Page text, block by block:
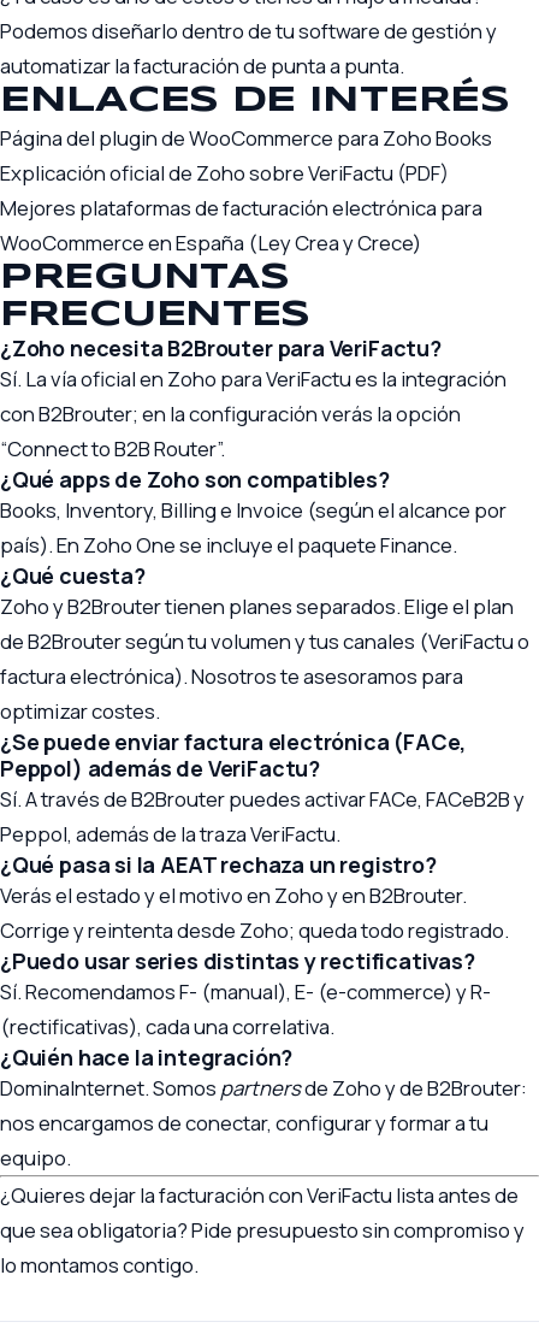
Podemos diseñarlo dentro de tusoftware de gestióny
automatizar la facturaciónde punta a punta.
ENLACES DE INTERÉS
Página del plugin de WooCommerce para Zoho Books
Explicación oficial de Zoho sobre VeriFactu (PDF)
Mejores plataformas de facturación electrónica para
WooCommerce en España (Ley Crea y Crece)
PREGUNTAS
FRECUENTES
¿Zoho necesita B2Brouter para VeriFactu?
Sí. La vía oficial en Zoho para VeriFactu es la integración
con B2Brouter; en la configuración verás la opción
“Connect to B2B Router”.
¿Qué apps de Zoho son compatibles?
Books, Inventory, Billing e Invoice (según el alcance por
país). En Zoho One se incluye el paquete Finance.
¿Qué cuesta?
Zoho y B2Brouter tienen planes separados. Elige el plan
de B2Brouter según tu volumen y tus canales (VeriFactu o
factura electrónica). Nosotros te asesoramos para
optimizar costes.
¿Se puede enviar factura electrónica (FACe,
Peppol) además de VeriFactu?
Sí. A través de B2Brouter puedes activar FACe, FACeB2B y
Peppol, además de la traza VeriFactu.
¿Qué pasa si la AEAT rechaza un registro?
Verás el estado y el motivo en Zoho y en B2Brouter.
Corrige y reintenta desde Zoho; queda todo registrado.
¿Puedo usar series distintas y rectificativas?
Sí. Recomendamos F- (manual), E- (e-commerce) y R-
(rectificativas), cada una correlativa.
¿Quién hace la integración?
DominaInternet. Somos partnersde Zoho y de B2Brouter:
nos encargamos de conectar, configurar y formar a tu
equipo.
¿Quieres dejar la facturación con VeriFactu lista antes de
que sea obligatoria?Pide presupuesto sin compromisoy
lo montamos contigo.